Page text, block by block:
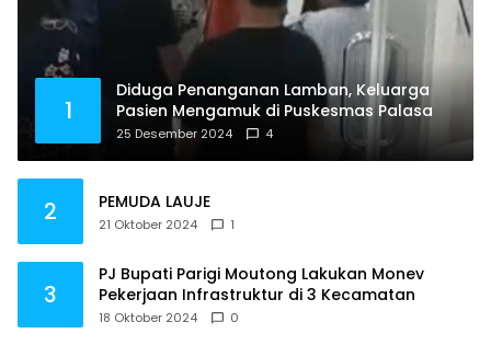
1
Diduga Penanganan Lamban, Keluarga
Pasien Mengamuk di Puskesmas Palasa
25 Desember 2024 4
2 PEMUDA LAUJE
21 Oktober 2024 1
3
PJ Bupati Parigi Moutong Lakukan Monev
Pekerjaan Infrastruktur di 3 Kecamatan
18 Oktober 2024 0